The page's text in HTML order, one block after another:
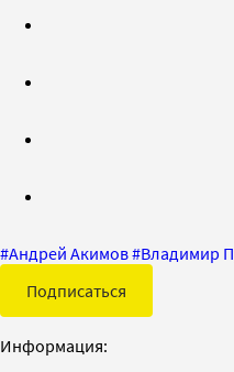
#Андрей Акимов#Владимир
Подписаться
Информация: